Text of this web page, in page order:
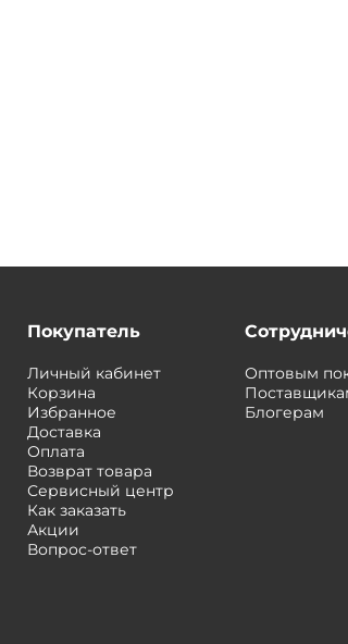
Покупатель
Личный кабинет
Корзина
Избранное
Доставка
Оплата
Возврат товара
Сервисный центр
Как заказать
Акции
Вопрос-ответ
Оптовым
Блогерам